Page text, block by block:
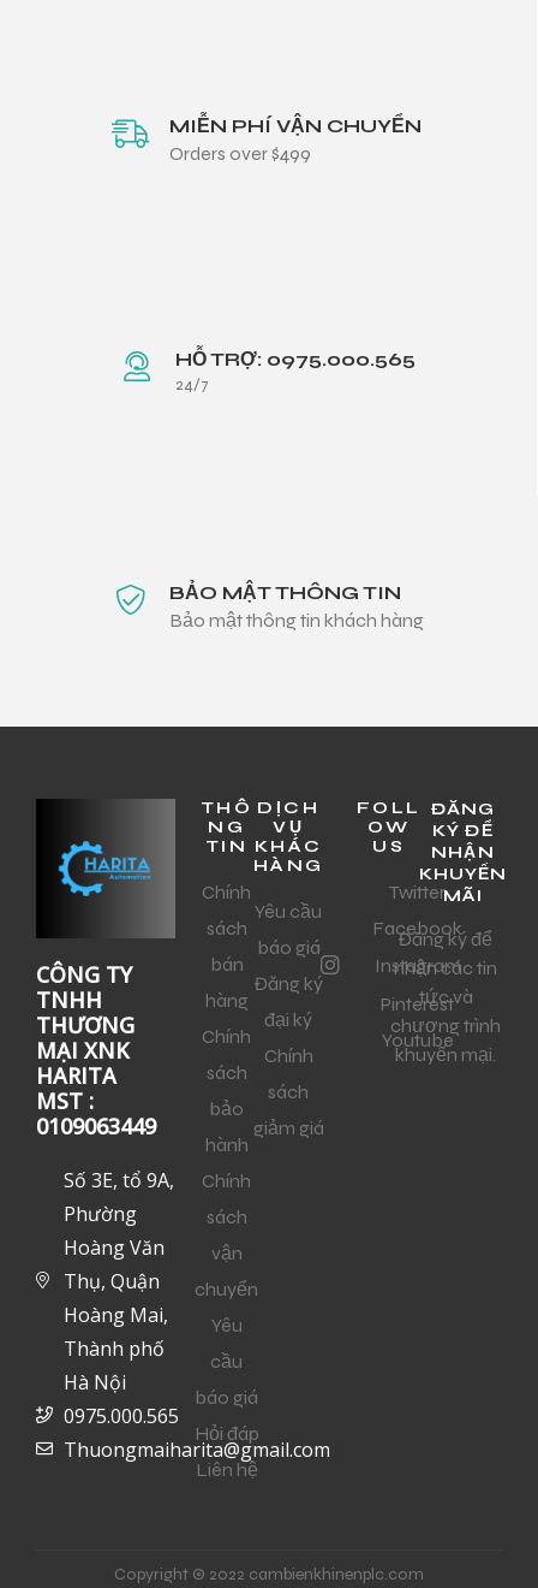
MIỄN PHÍ VẬN CHUYỂN
Orders over $499
HỖ TRỢ: 0975.000.565
24/7
BẢO MẬT THÔNG TIN
Bảo mật thông tin khách hàng
CÔNG TY
TNHH
THƯƠNG
MẠI XNK
HARITA
MST :
0109063449
Số 3E, tổ 9A,
Phường
Hoàng Văn
Thụ, Quận
Hoàng Mai,
Thành phố
Hà Nội
0975.000.565
Thuongmaiharita@gmail.com
THÔ
NG
TIN
Chính
sách
bán
hàng
Chính
sách
bảo
hành
Chính
sách
vận
chuyển
Yêu
cầu
báo giá
Hỏi đáp
Liên hệ
DỊCH
VỤ
KHÁC
HÀNG
Yêu cầu
báo giá
Đăng ký
đại ký
Chính
sách
giảm giá
FOLL
OW
US
Twitter
Facebook
Instagram
Pinterest
Youtube
ĐĂNG
KÝ ĐỂ
NHẬN
KHUYẾN
MÃI
Đăng ký để
nhận các tin
tức và
chương trình
khuyến mại.
Copyright © 2022 cambienkhinenplc.com